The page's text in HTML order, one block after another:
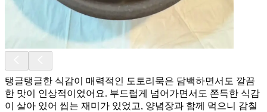
탱글탱글한 식감이 매력적인 도토리묵은 담백하면서도 깔끔
한 맛이 인상적이었어요. 부드럽게 넘어가면서도 쫀득한 식감
이 살아 있어 씹는 재미가 있었고, 양념장과 함께 먹으니 감칠